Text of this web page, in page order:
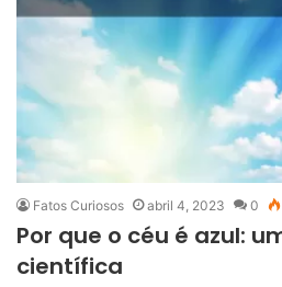
Fatos Curiosos abril 4, 2023 0
Por que o céu é azul:
científica